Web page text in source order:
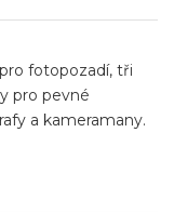
fotopozadí, tři
pro pevné
a kameramany.